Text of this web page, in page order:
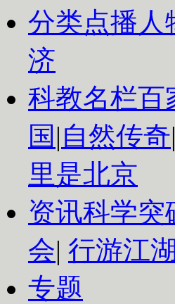
分类点播 人
济
科教名栏百
国 |自然传奇|
里是北京
资讯科学突
会| 行游江湖
专题